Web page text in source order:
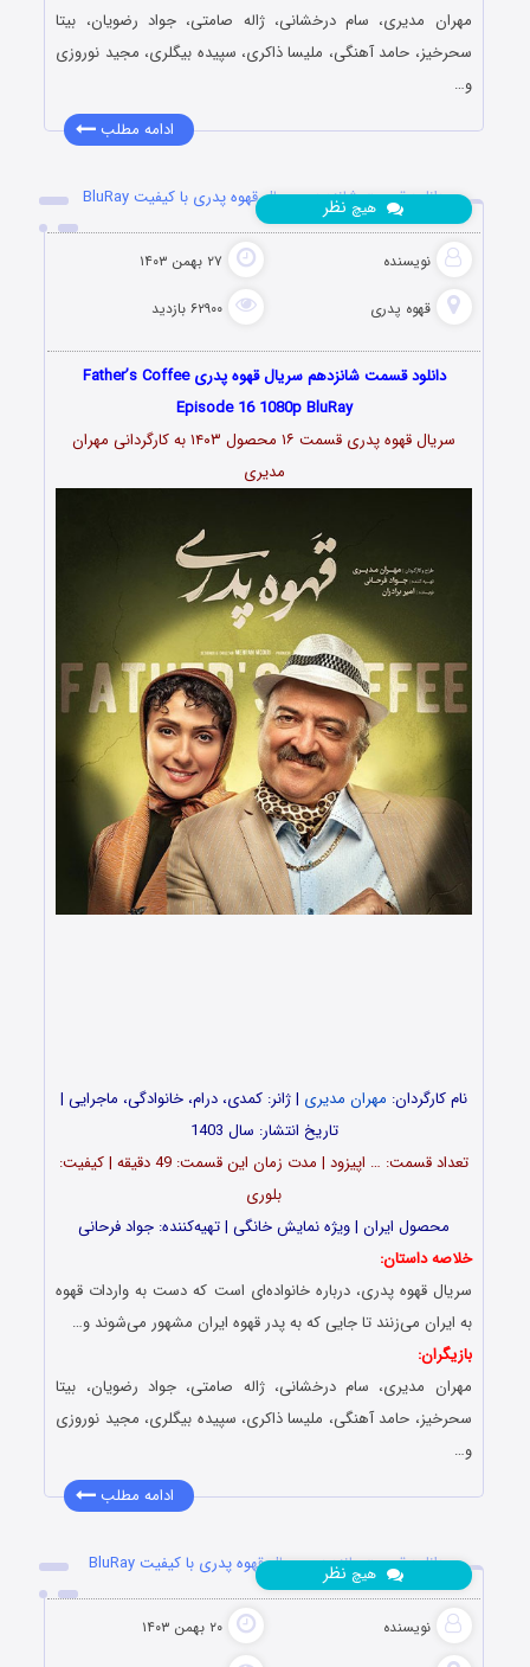
مهران مدیری، سام درخشانی، ژاله صامتی، جواد رضویان، بیتا
سحرخیز، حامد آهنگی، ملیسا ذاکری، سپیده بیگلری، مجید نوروزی
و…
ادامه مطلب
دانلود قسمت شانزدهم سریال قهوه پدری با کیفیت BluRay
نویسنده ۲۷ بهمن ۱۴۰۳
قهوه پدری ۶۲۹۰۰ بازدید
هیچ نظر
دانلود قسمت شانزدهم سریال قهوه پدری Father’s Coffee
Episode 16 1080p BluRay
سریال قهوه پدری قسمت ۱۶ محصول ۱۴۰۳ به کارگردانی مهران
مدیری
نام کارگردان: مهران مدیری | ژانر: کمدی، درام، خانوادگی، ماجرایی |
تاریخ انتشار: سال 1403
تعداد قسمت‌: … اپیزود | مدت زمان این قسمت: 49 دقیقه | کیفیت:
بلوری
محصول ایران | ویژه نمایش خانگی | تهیه‌کننده: جواد فرحانی
خلاصه داستان:
سریال قهوه پدری، درباره خانواده‌‌ای است که دست به واردات قهوه
به ایران می‌‌زنند تا جایی که به پدر قهوه ایران مشهور می‌‌شوند و…
بازیگران:
مهران مدیری، سام درخشانی، ژاله صامتی، جواد رضویان، بیتا
سحرخیز، حامد آهنگی، ملیسا ذاکری، سپیده بیگلری، مجید نوروزی
و…
ادامه مطلب
دانلود قسمت پانزدهم سریال قهوه پدری با کیفیت BluRay
نویسنده ۲۰ بهمن ۱۴۰۳
هیچ نظر